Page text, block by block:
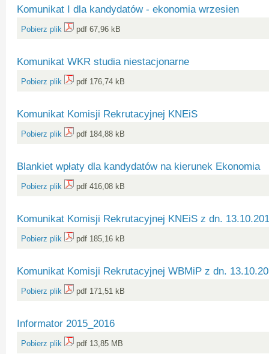
Komunikat I dla kandydatów - ekonomia wrzesien
Pobierz plik pdf 67,96 kB
Komunikat WKR studia niestacjonarne
Pobierz plik pdf 176,74 kB
Komunikat Komisji Rekrutacyjnej KNEiS
Pobierz plik pdf 184,88 kB
Blankiet wpłaty dla kandydatów na kierunek Ekonomia
Pobierz plik pdf 416,08 kB
Komunikat Komisji Rekrutacyjnej KNEiS z dn.
Pobierz plik pdf 185,16 kB
Komunikat Komisji Rekrutacyjnej WBMiP z dn.
Pobierz plik pdf 171,51 kB
Informator 2015_2016
Pobierz plik pdf 13,85 MB